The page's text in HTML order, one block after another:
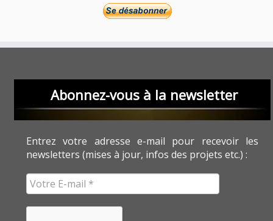
Abonnez-vous à la newsletter
Entrez votre adresse e-mail pour recevoir les
newsletters (mises à jour, infos des projets etc.) :